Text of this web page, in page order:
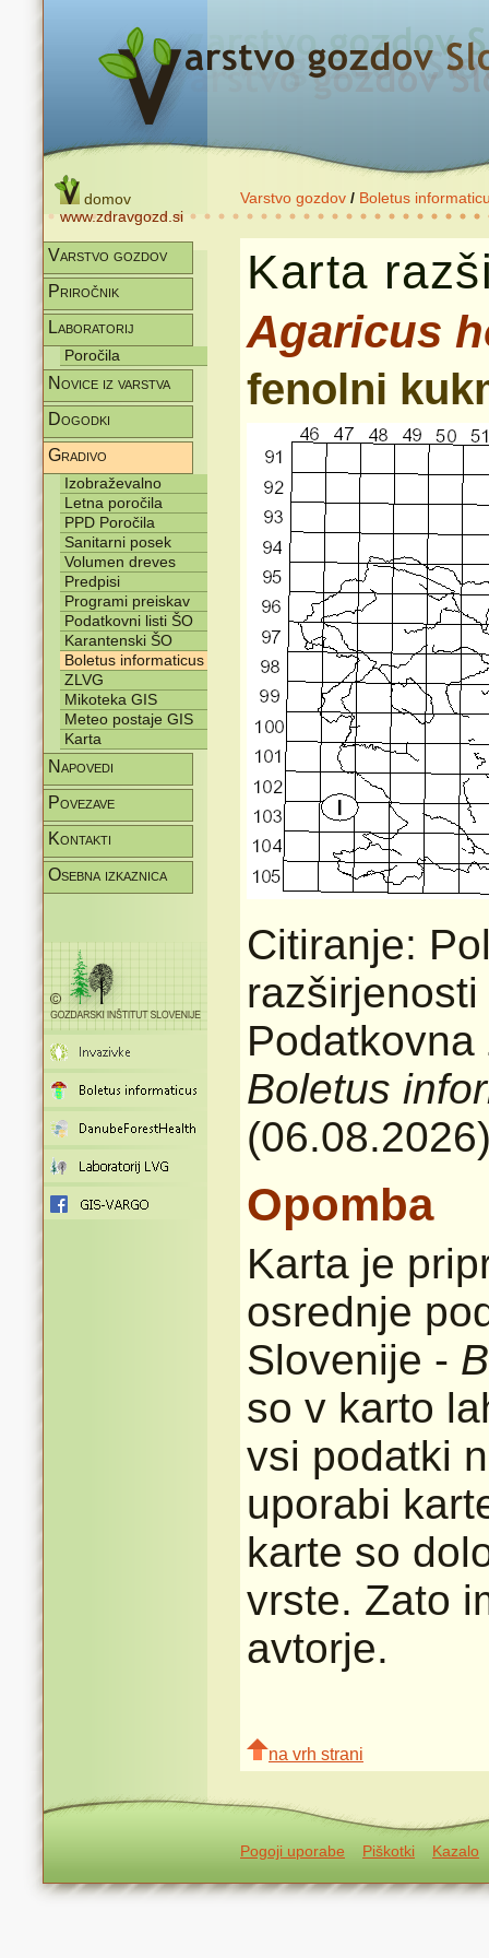
domov
www.zdravgozd.si
Varstvo gozdov / Boletus
Varstvo gozdov
Priročnik
Laboratorij
Poročila
Novice iz varstva
Dogodki
Gradivo
Izobraževalno
Letna poročila
PPD Poročila
Sanitarni posek
Volumen dreves
Predpisi
Programi preiskav
Podatkovni listi ŠO
Karantenski ŠO
Boletus informaticus
ZLVG
Mikoteka GIS
Meteo postaje GIS
Karta
Napovedi
Povezave
Kontakti
Osebna izkaznica
Karta
Agaricus
fenolni
Citiranje:
Boletus
Opomba
Karta je
osrednje
Slovenije -
so v karto
vsi podatki
uporabi
karte so
vrste. Zato
avtorje.
na vrh strani
Pogoji uporabe Piškotki Kazalo